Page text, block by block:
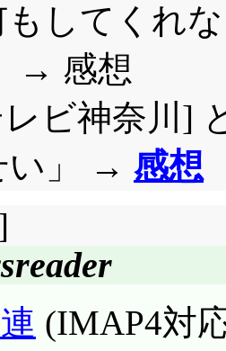
もしてくれ
→ 感想
ビ神奈川]
い」 → 感想
(IMAP4対